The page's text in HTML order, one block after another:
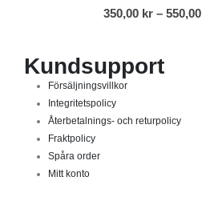
350,00 kr – 550,00
Kundsupport
Försäljningsvillkor
Integritetspolicy
Återbetalnings- och returpolicy
Fraktpolicy
Spåra order
Mitt konto